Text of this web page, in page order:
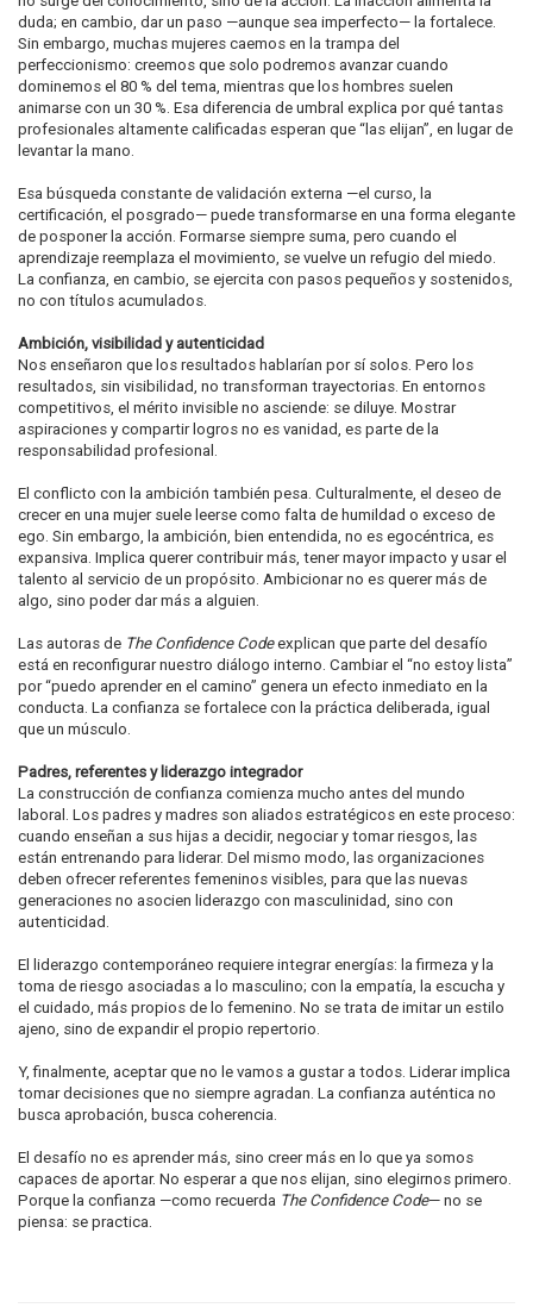
duda; en cambio, dar un paso —aunque sea imperfecto— la fortalece.
Sin embargo, muchas mujeres caemos en la trampa del
perfeccionismo: creemos que solo podremos avanzar cuando
dominemos el 80 % del tema, mientras que los hombres suelen
animarse con un 30 %. Esa diferencia de umbral explica por qué tantas
profesionales altamente calificadas esperan que “las elijan”, en lugar de
levantar la mano.
Esa búsqueda constante de validación externa —el curso, la
certificación, el posgrado— puede transformarse en una forma elegante
de posponer la acción. Formarse siempre suma, pero cuando el
aprendizaje reemplaza el movimiento, se vuelve un refugio del miedo.
La confianza, en cambio, se ejercita con pasos pequeños y sostenidos,
no con títulos acumulados.
Ambición, visibilidad y autenticidad
Nos enseñaron que los resultados hablarían por sí solos. Pero los
resultados, sin visibilidad, no transforman trayectorias. En entornos
competitivos, el mérito invisible no asciende: se diluye. Mostrar
aspiraciones y compartir logros no es vanidad, es parte de la
responsabilidad profesional.
El conflicto con la ambición también pesa. Culturalmente, el deseo de
crecer en una mujer suele leerse como falta de humildad o exceso de
ego. Sin embargo, la ambición, bien entendida, no es egocéntrica, es
expansiva. Implica querer contribuir más, tener mayor impacto y usar el
talento al servicio de un propósito. Ambicionar no es querer más de
algo, sino poder dar más a alguien.
Las autoras de The Confidence Codeexplican que parte del desafío
está en reconfigurar nuestro diálogo interno. Cambiar el “no estoy lista”
por “puedo aprender en el camino” genera un efecto inmediato en la
conducta. La confianza se fortalece con la práctica deliberada, igual
que un músculo.
Padres, referentes y liderazgo integrador
La construcción de confianza comienza mucho antes del mundo
laboral. Los padres y madres son aliados estratégicos en este proceso:
cuando enseñan a sus hijas a decidir, negociar y tomar riesgos, las
están entrenando para liderar. Del mismo modo, las organizaciones
deben ofrecer referentes femeninos visibles, para que las nuevas
generaciones no asocien liderazgo con masculinidad, sino con
autenticidad.
El liderazgo contemporáneo requiere integrar energías: la firmeza y la
toma de riesgo asociadas a lo masculino; con la empatía, la escucha y
el cuidado, más propios de lo femenino. No se trata de imitar un estilo
ajeno, sino de expandir el propio repertorio.
Y, finalmente, aceptar que no le vamos a gustar a todos. Liderar implica
tomar decisiones que no siempre agradan. La confianza auténtica no
busca aprobación, busca coherencia.
El desafío no es aprender más, sino creer más en lo que ya somos
capaces de aportar. No esperar a que nos elijan, sino elegirnos primero.
Porque la confianza —como recuerda The Confidence Code— no se
piensa: se practica.